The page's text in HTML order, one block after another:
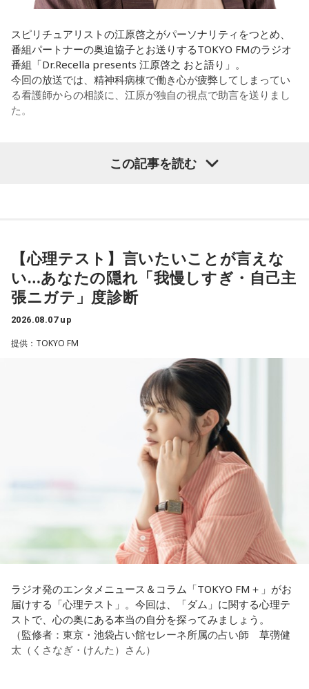
遠山：自分自身の内面をすごく辿って探っている曲ですよ
ね？
ほのか：はい。私は「自分自身を分かってみたい」という気
持ちで作品を作っていて、もしかしたら皆さんも何かを作る
ときって、自分自身を分かってみたいから作るんじゃないか
なと思って、そういう曲を作りました。
「あ、自分もバンドできるんだ」みたいな、そういうときの
ワクワク感のようなものが、いろんな不安や葛藤を飛び越え
ちゃうみたいな、そういうバイタリティのある曲だなと思い
ます。歌詞は自分と向き合っている部分も結構あるんですけ
ど、音像がかなり爽やかなので、そういうものを飛び越えて
次回8月8日（土）の放送は、シンガーソングライター・バー
チャルYouTuberのぼっちぼろまるさんをゲストに迎えてお届
----------------------------------------------------
この日の放送をradikoタイムフリーで聴く
※放送エリア外の方は、プレミアム会員の登録でご利用いた
----------------------------------------------------
番組名：JA全農 COUNTDOWN JAPAN
放送エリア：TOKYO FMをはじめとする、JFN全国38局ネッ
パーソナリティ：遠山大輔（グランジ）、潮紗理菜
番組Webサイト：https://www.tfm.co.jp/countdownjapan/
番組公式X：@JA_CDJ
と言っているんです。昔から「健全な身体に健全な精神宿
それは、例えばご病気の方とかはダメだとか、そういう風に
差別しているわけではなくてね。私達、コンディションが良
いと心のコンディションも良くなりません？ やっぱり、寝不
足のときってちょっとネガティブになっちゃったり、笑顔が
ちょっと欠けちゃったりね。
てすごく大事なんですよね。だから、よりスピリチュアルを
発揮したいと思う場合には、フィジカルをとても大切にする
性を語ります。
江原：やっぱり、集中力が欠けちゃうしね。だからご飯を食
べて、新しいお家を建てればまたよく寝られたりすると思う
けれど、そういう風な自分自身のメンテナンスというか、そ
れを大事にして、コンディションを常に最高に整えるという
ことであれば、もしかしたら悩んでいた時期は体調が不安定
ところが、何かふと不安になっちゃったりするでしょう。
例えば、小さいお子さんがいるときって、やっぱり楽しいけ
れど身体がついていけないときって、ちょっと子育てが憂鬱
になったりする時って出ちゃうじゃないですか。子どもの元
気な「キャー！」というのも、元気なときには「もう！」と
いうくらいで済むけれど、頭が痛いときはキツイもんね。そ
自分の体力、コンディション。「元気」の「気」は中がお米
（氣）だから、しっかり食べて、元気をつけていってくださ
い。それも、仕事のうちです。
●江原啓之 今夜の格言
「フィジカルはスピリチュアルの基本です」
スピリチュアリストの江原啓之がパーソナリティをつとめ、
番組パートナーの奥迫協子とお送りするTOKYO FMのラジオ
番組「Dr.Recella presents 江原啓之 おと語り」。
今回の放送では、精神科病棟で働き心が疲弊してしまってい
る看護師からの相談に、江原が独自の視点で助言を送りまし
た。
れることがあります。病気だからと割り切って仕事に就いて
いるのですが、心が疲れてきています。私生活は充実してお
り、夫と新しく家を建てるためにも仕事は辞められません。
仕事がつらいからこそ私生活が充実する、幸せになるぞとい
の心持ちについてアドバイスをいただけないでしょうか？
――患者からの暴言や暴力に心が折れそうになりながらも、
過酷な現場で奮闘する看護師の相談に対し、江原は「意外な
ことを申し上げるようだけれど……」と前置きした上で、具体
的なアドバイスを提示しました。
江原：私はね、ちょっと意外なことを申し上げるようだけれ
ど、「体力」だと思います。やっぱり、ちゃんと食べて、よ
く寝る。で、やっぱり看護師さんって不規則でしょう？ 夜勤
とかね。いろいろとシフトがあるから、身体のコンディショ
ンを持っていくのがとっても大変だと思うの。
これ、ばかにならなくて、私、いつもフィジカルとスピリチ
と言っているんです。昔から「健全な身体に健全な精神宿
る」って言いますでしょう？
それは、例えばご病気の方とかはダメだとか、そういう風に
差別しているわけではなくてね。私達、コンディションが良
この記事を読む
【心理テスト】言いたいことが言えな
い…あなたの隠れ「我慢しすぎ・自己主
張ニガテ」度診断
2026.08.07 up
提供：TOKYO FM
ラジオ発のエンタメニュース＆コラム「TOKYO FM＋」がお
届けする「心理テスト」。今回は、「ダム」に関する心理テ
ストで、心の奥にある本当の自分を探ってみましょう。
（監修者：東京・池袋占い館セレーネ所属の占い師 草彅健
太（くさなぎ・けんた）さん）